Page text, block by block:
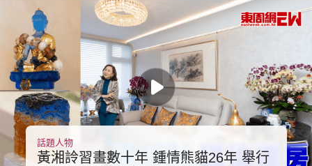
話題人物
黃湘詅習畫數十年 鍾情熊貓26年 舉行